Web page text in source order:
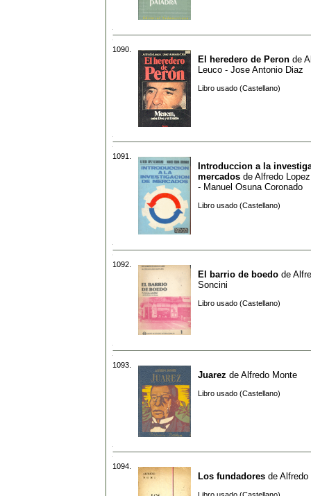
1090.
El heredero de Peron de
Leuco - Jose Antonio Diaz
Libro usado (Castellano)
1091.
Introduccion a la
mercados de Alfredo
- Manuel Osuna Coronado
Libro usado (Castellano)
1092.
El barrio de boedo de
Soncini
Libro usado (Castellano)
1093.
Juarez de Alfredo Monte
Libro usado (Castellano)
1094.
Los fundadores de Alfredo